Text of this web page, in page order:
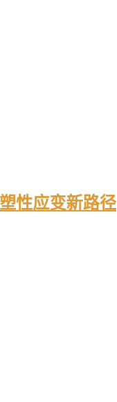
性应变新路径